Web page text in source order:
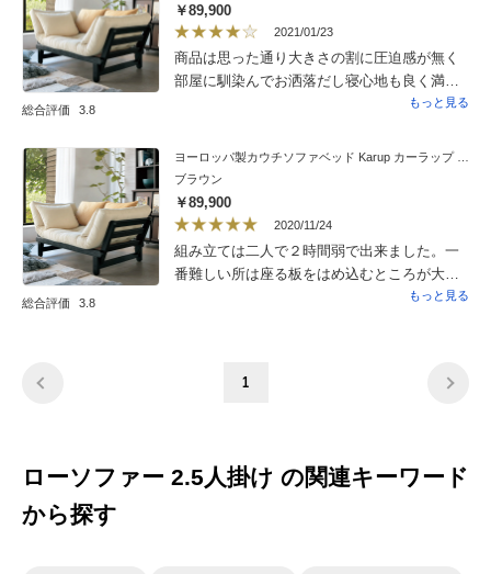
総合評価 3.8
￥89,900
2021/01/23
商品は思った通り大きさの割に圧迫感が無く
部屋に馴染んでお洒落だし寝心地も良く満足
です。組み立ては説明書が分かりづらいで
た。カバーは必須ですがこちら専用カバーも
考えたのですが評価を参考にして元の雰囲気
を壊したく無かったのでシングルベッドカ
バーで元の生地に近いものを購入しました。
結果満足してます。
もっと見る
総合評価 3.8
ブラウン
￥89,900
2020/11/24
組み立ては二人で２時間弱で出来ました。一
番難しい所は座る板をはめ込むところが大変
でした。前側と後ろ側では若干差があること
ファは色々迷い悩んだ末の決断でしたがとて
した。素敵な品物をいつもありがとうござい
もっと見る
1
ローソファー 2.5人掛け の関連キーワード
から探す